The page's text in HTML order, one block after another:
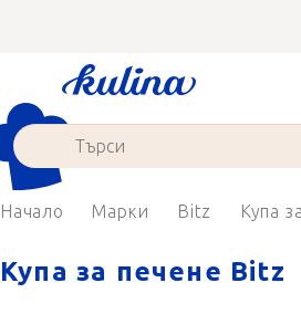
съдържанието
Начало Марки Bitz Купа
Купа за печене Bitz